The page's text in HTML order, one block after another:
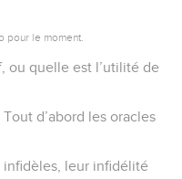
pour le moment.
ou quelle est l’utilité de
d’abord les oracles
infidèles, leur infidélité